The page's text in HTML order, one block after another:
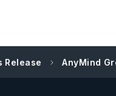
Release AnyMind